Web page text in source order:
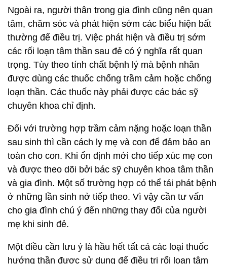
Ngoài ra, người thân trong gia đình cũng nên quan
tâm, chăm sóc và phát hiện sớm các biểu hiện bất
thường để điều trị. Việc phát hiện và điều trị sớm
các rối loạn tâm thần sau đẻ có ý nghĩa rất quan
trọng. Tùy theo tính chất bệnh lý mà bệnh nhân
được dùng các thuốc chống trầm cảm hoặc chống
loạn thần. Các thuốc này phải được các bác sỹ
chuyên khoa chỉ định.
Đối với trường hợp trầm cảm nặng hoặc loạn thần
sau sinh thì cần cách ly mẹ và con để đảm bảo an
toàn cho con. Khi ổn định mới cho tiếp xúc mẹ con
và được theo dõi bởi bác sỹ chuyên khoa tâm thần
và gia đình. Một số trường hợp có thể tái phát bệnh
ở những lần sinh nở tiếp theo. Vì vậy cần tư vấn
cho gia đình chú ý đến những thay đổi của người
mẹ khi sinh đẻ.
Một điều cần lưu ý là hầu hết tất cả các loại thuốc
hướng thần được sử dụng để điều trị rối loạn tâm